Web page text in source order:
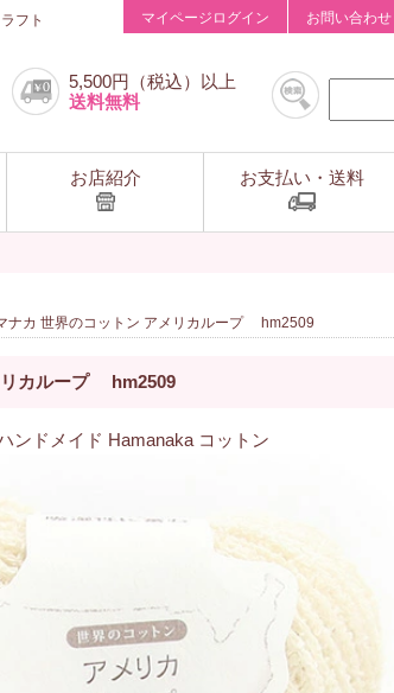
フト マイページログイン お問い合わせ
5,500円（税込）以上
送料無料
お店紹介 お支払い・送料
ナカ 世界のコットン アメリカループ hm2509
リカループ hm2509
ンドメイド Hamanaka コットン